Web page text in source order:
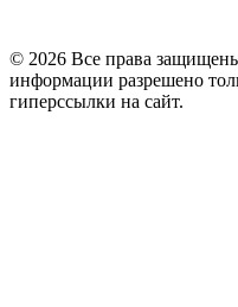
© 2026 Все права
информации разрешено
гиперссылки на сайт.